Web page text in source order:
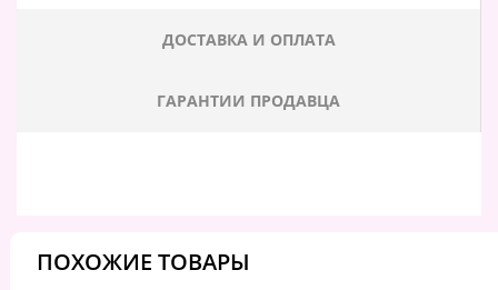
ДОСТАВКА И ОПЛАТА
ГАРАНТИИ ПРОДАВЦА
ПОХОЖИЕ ТОВАРЫ